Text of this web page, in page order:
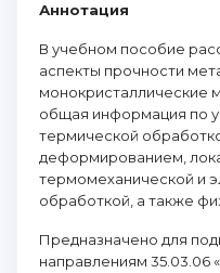
Аннотация
В учебном пособие
аспекты прочности
монокристаллические
общая информация по
термической
деформированием,
термомеханической и
обработкой, а также
Предназначено для
направлениям 35.03.06